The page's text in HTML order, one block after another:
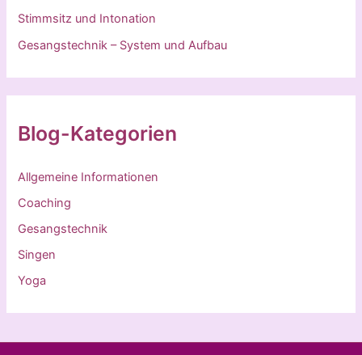
Stimmsitz und Intonation
Gesangstechnik – System und Aufbau
Blog-Kategorien
Allgemeine Informationen
Coaching
Gesangstechnik
Singen
Yoga